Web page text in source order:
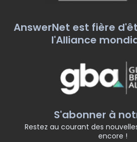
AnswerNet est fière
l'Alliance
S'abonner à
Restez au courant des
encore !